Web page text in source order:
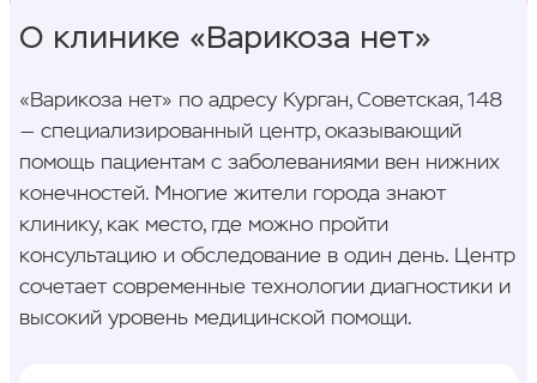
О клинике «Варикоза нет»
«Варикоза нет» по адресу Курган, Советская, 148
— специализированный центр, оказывающий
помощь пациентам с заболеваниями вен нижних
конечностей. Многие жители города знают
клинику, как место, где можно пройти
консультацию и обследование в один день. Центр
сочетает современные технологии диагностики и
высокий уровень медицинской помощи.